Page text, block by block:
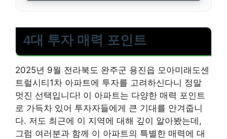
4대 투자 매력 포인트
2025년 9월 전라북도 완주군 용진읍 모아미래도센
트럴시티1차 아파트에 투자를 고려하신다니 정말
멋진 선택입니다! 이 아파트는 다양한 매력 포인트
로 가득차 있어 투자자들에게 큰 기대를 안겨줍니
다. 저도 최근에 이 지역에 대해 깊이 알아봤는데,
그럼 여러분과 함께 이 아파트의 특별한 매력에 대